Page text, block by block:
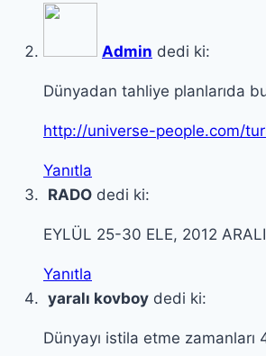
Admin dedi ki:
Dünyadan tahliye planlarıda
http://universe-people.com/
Yanıtla
RADO dedi ki:
EYLÜL 25-30 ELE, 2012
Yanıtla
yaralı kovboy dedi ki:
Dünyayı istila etme zamanları